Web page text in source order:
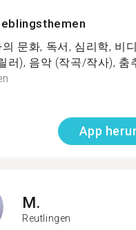
문화, 독서, 심리학, 비
러), 음악 (작곡/작사), 춤
App
M.
Reutlingen